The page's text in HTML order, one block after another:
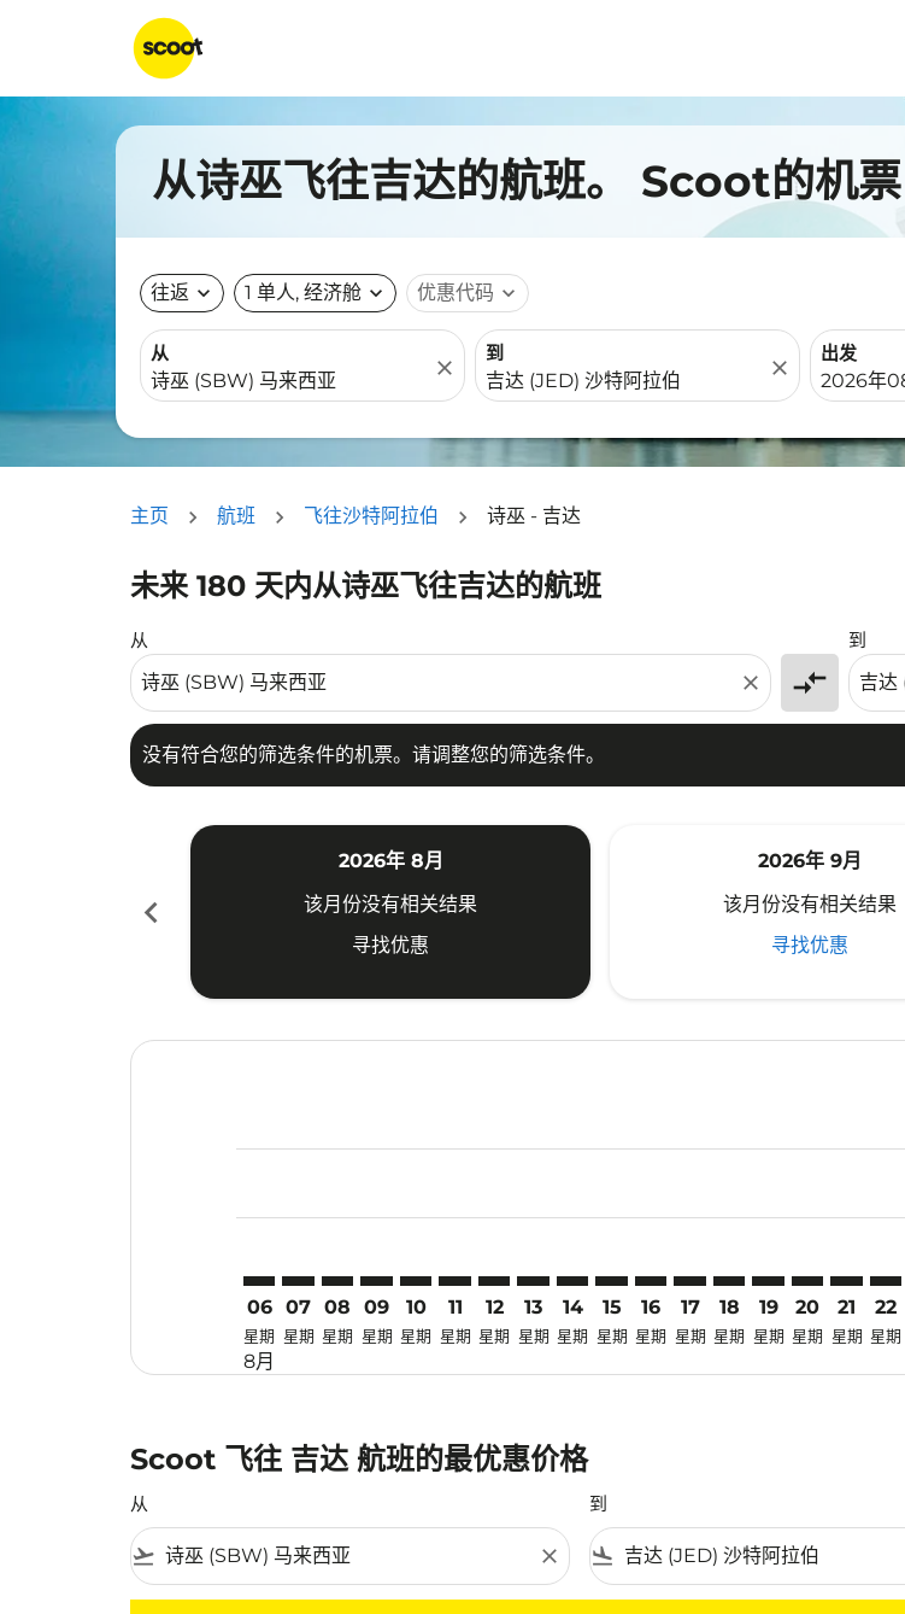
从诗巫飞往吉达的航班。 Scoot的机票
往返 expand_more 1 单人, 经济舱 expand_more 优惠代码 expand_more
从
close
到
close
出发
fc-
2026年
主页 航班 飞往沙特阿拉伯 诗巫 - 吉达
未来 180 天内从诗巫飞往吉达的航班
从
close compare_arrows
到
没有符合您的筛选条件的机票。请调整您的筛选条件。
没有符合您的筛选条件的机票。请调整您的筛选条件。
chevron_left
2026年 8月
该月份没有相关结果
寻找优惠
2026年 9月
该月份没有相关结果
寻找优惠
06
星期
8月
07
星期
08
星期
09
星期
10
星期
11
星期
12
星期
13
星期
14
星期
15
星期
16
星期
17
星期
18
星期
19
星期
20
星期
21
星期
22
星期
Scoot 飞往 吉达 航班的最优惠价格
从
flight_takeoff close
到
flight_land